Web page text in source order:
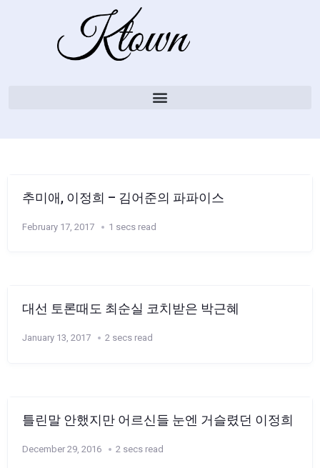
추미애, 이정희 – 김어준의 파파이스
February 17, 2017 1 secs read
대선 토론때도 최순실 코치받은 박근혜
January 13, 2017 2 secs read
틀린말 안했지만 어르신들 눈엔 거슬렸던 이정희
December 29, 2016 2 secs read